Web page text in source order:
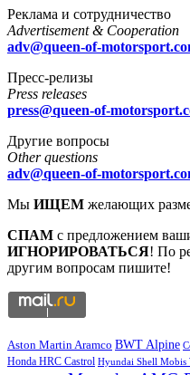
Реклама и сотрудничество
Advertisement & Cooperation
adv@queen-of-
Пресс-релизы
Press releases
press@queen-of-
Другие вопросы
Other questions
adv@queen-of-
Мы ИЩЕМ желающих
СПАМ с предложением
ИГНОРИРОВАТЬСЯ! По
другим вопросам пишите!
Aston Martin Aramco BWT Alpine
Honda HRC Castrol Hyundai Shell Mobis